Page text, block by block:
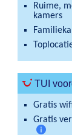
Ruime,
kamers
TUI
Gratis
Gratis